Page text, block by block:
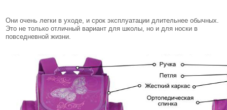
Они очень легки в уходе, и срок эксплуатации длительнее обычных.
Это не только отличный вариант для школы, но и для носки в
повседневной жизни.